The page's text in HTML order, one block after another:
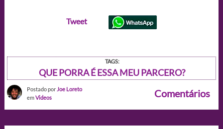
Tweet
TAGS:
QUE PORRA É ESSA MEU PARCERO?
Postado por Joe Loreto
emVideos Comentários